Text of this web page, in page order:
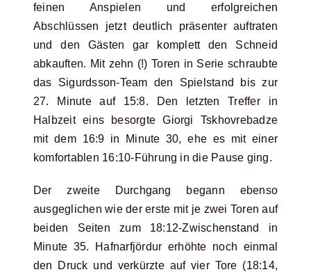
feinen Anspielen und erfolgreichen
Abschlüssen jetzt deutlich präsenter auftraten
und den Gästen gar komplett den Schneid
abkauften. Mit zehn (!) Toren in Serie schraubte
das Sigurdsson-Team den Spielstand bis zur
27. Minute auf 15:8. Den letzten Treffer in
Halbzeit eins besorgte Giorgi Tskhovrebadze
mit dem 16:9 in Minute 30, ehe es mit einer
komfortablen 16:10-Führung in die Pause ging.
Der zweite Durchgang begann ebenso
ausgeglichen wie der erste mit je zwei Toren auf
beiden Seiten zum 18:12-Zwischenstand in
Minute 35. Hafnarfjördur erhöhte noch einmal
den Druck und verkürzte auf vier Tore (18:14,